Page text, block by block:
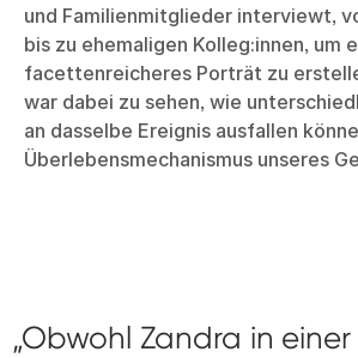
und Familienmitglieder interviewt,
bis zu ehemaligen Kolleg:innen, um
facettenreicheres Porträt zu
war dabei zu sehen, wie
an dasselbe Ereignis ausfallen
Überlebensmechanismus unseres
Obwohl Zandra in einer